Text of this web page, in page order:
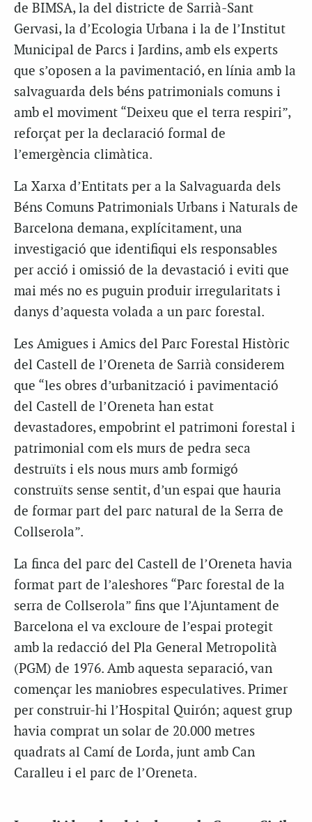
de BIMSA, la del districte de Sarrià-Sant
Gervasi, la d’Ecologia Urbana i la de l’Institut
Municipal de Parcs i Jardins, amb els experts
que s’oposen a la pavimentació, en línia amb la
salvaguarda dels béns patrimonials comuns i
amb el moviment “Deixeu que el terra respiri”,
reforçat per la declaració formal de
l’emergència climàtica.
La Xarxa d’Entitats per a la Salvaguarda dels
Béns Comuns Patrimonials Urbans i Naturals de
Barcelona demana, explícitament, una
investigació que identifiqui els responsables
per acció i omissió de la devastació i eviti que
mai més no es puguin produir irregularitats i
danys d’aquesta volada a un parc forestal.
Les Amigues i Amics del Parc Forestal Històric
del Castell de l’Oreneta de Sarrià considerem
que “les obres d’urbanització i pavimentació
del Castell de l’Oreneta han estat
devastadores, empobrint el patrimoni forestal i
patrimonial com els murs de pedra seca
destruïts i els nous murs amb formigó
construïts sense sentit, d’un espai que hauria
de formar part del parc natural de la Serra de
Collserola”.
La finca del parc del Castell de l’Oreneta havia
format part de l’aleshores “Parc forestal de la
serra de Collserola” fins que l’Ajuntament de
Barcelona el va excloure de l’espai protegit
amb la redacció del Pla General Metropolità
(PGM) de 1976. Amb aquesta separació, van
començar les maniobres especulatives. Primer
per construir-hi l’Hospital Quirón; aquest grup
havia comprat un solar de 20.000 metres
quadrats al Camí de Lorda, junt amb Can
Caralleu i el parc de l’Oreneta.